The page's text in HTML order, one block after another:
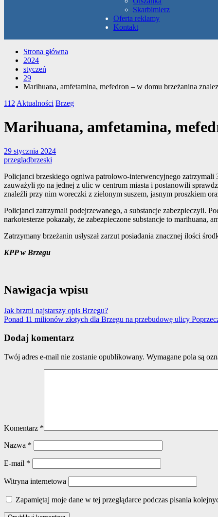
Skarbimierz
Oferta reklamy
Kontakt
Strona główna
2024
styczeń
29
Marihuana, amfetamina, mefedron – w domu brzeżanina
112 Aktualności Brzeg
Marihuana, amfetamina,
29 stycznia 2024
przegladbrzeski
Policjanci brzeskiego ogniwa patrolowo-interwencyjnego
zauważyli go na jednej z ulic w centrum miasta i postanowili
znaleźli przy nim woreczki z zielonym suszem, jasnym proszkiem
Policjanci zatrzymali podejrzewanego, a substancje zabezpieczyli.
narkotesterze pokazały, że zabezpieczone substancje to
Zatrzymany brzeżanin usłyszał zarzut posiadania znacznej ilości
KPP w Brzegu
Nawigacja wpisu
Jak brzmi najstarszy opis Brzegu?
Ponad 11 milionów złotych dla Brzegu na przebudowę ulicy
Dodaj komentarz
Twój adres e-mail nie zostanie opublikowany. Wymagane pola są
Komentarz *
Nazwa *
E-mail *
Witryna internetowa
Zapamiętaj moje dane w tej przeglądarce podczas pisania